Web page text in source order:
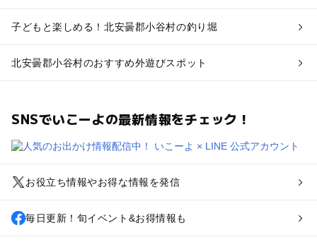
子どもと楽しめる！北安曇郡小谷村の釣り堀
北安曇郡小谷村のおすすめ外遊びスポット
SNSでいこーよの最新情報をチェック！
お役立ち情報やお得な情報を発信
毎日更新！旬イベント&お得情報も